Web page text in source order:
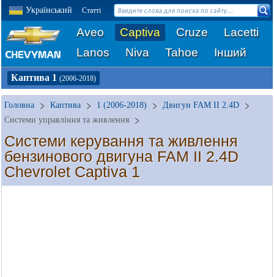
Український Статті
Aveo Captiva Cruze
Lacetti
Lanos
Niva Tahoe Інший
Каптива 1 (2006-2018)
Головна Каптива 1 (2006-2018)
Двигун FAM II 2.4D
Системи управління та живлення
Системи керування та живлення
бензинового двигуна FAM II 2.4D
Chevrolet Captiva 1